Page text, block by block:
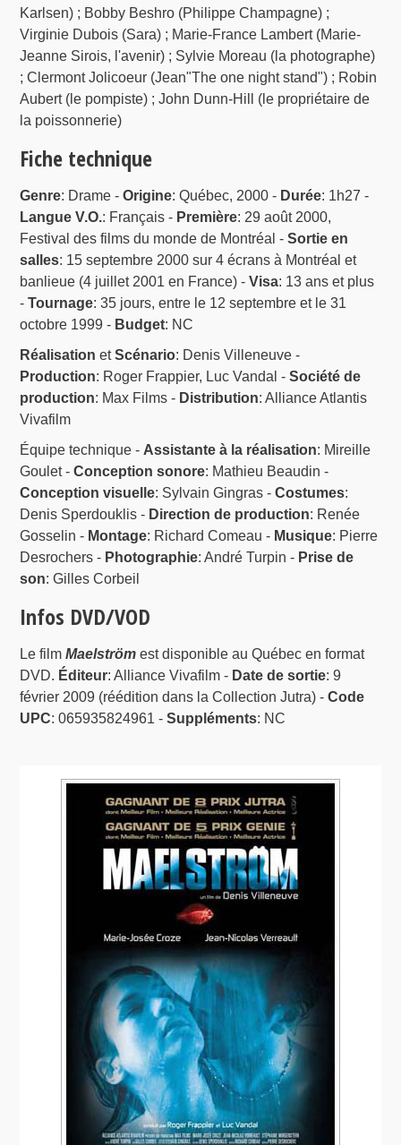
Karlsen) ; Bobby Beshro (Philippe Champagne) ;
Virginie Dubois (Sara) ; Marie-France Lambert (Marie-
Jeanne Sirois, l'avenir) ; Sylvie Moreau (la photographe)
; Clermont Jolicoeur (Jean"The one night stand") ; Robin
Aubert (le pompiste) ; John Dunn-Hill (le propriétaire de
la poissonnerie)
Fiche technique
Genre: Drame -Origine: Québec, 2000 - Durée: 1h27 -
Langue V.O.: Français - Première: 29 août 2000,
Festival des films du monde de Montréal -Sortie en
salles: 15 septembre 2000 sur 4 écrans à Montréal et
banlieue (4 juillet 2001 en France) -Visa: 13 ans et plus
-Tournage: 35 jours, entre le 12 septembre et le 31
octobre 1999 - Budget: NC
Réalisation etScénario: Denis Villeneuve -
Production: Roger Frappier, Luc Vandal -Société de
production: Max Films - Distribution: Alliance Atlantis
Vivafilm
Équipe technique - Assistante à la réalisation: Mireille
Goulet -Conception sonore: Mathieu Beaudin -
Conception visuelle: Sylvain Gingras -Costumes:
Denis Sperdouklis - Direction de production: Renée
Gosselin - Montage: Richard Comeau - Musique: Pierre
Desrochers - Photographie: André Turpin - Prise de
son: Gilles Corbeil
Infos DVD/VOD
Le filmMaelström est disponible au Québec en format
DVD. Éditeur: Alliance Vivafilm - Date de sortie: 9
février 2009 (réédition dans la Collection Jutra) -Code
UPC: 065935824961 -Suppléments: NC